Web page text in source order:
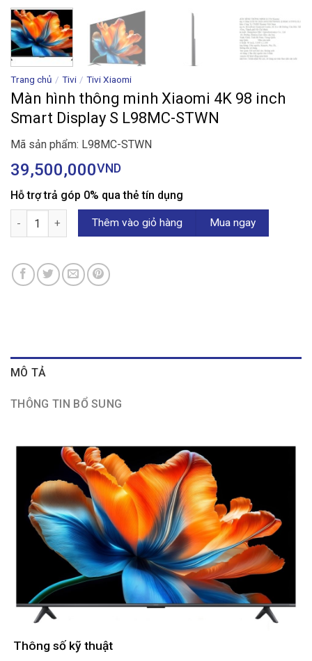
Trang chủ / Tivi / Tivi Xiaomi
Màn hình thông minh Xiaomi 4K 98 inch
Smart Display S L98MC-STWN
Mã sản phẩm: L98MC-STWN
39,500,000VND
Hỗ trợ trả góp 0% qua thẻ tín dụng
Màn hình thông minh Xiaomi 4K 98 inch Smart Display S
Thêm vào giỏ hàng Mua ngay
MÔ TẢ
THÔNG TIN BỔ SUNG
Thông số kỹ thuật